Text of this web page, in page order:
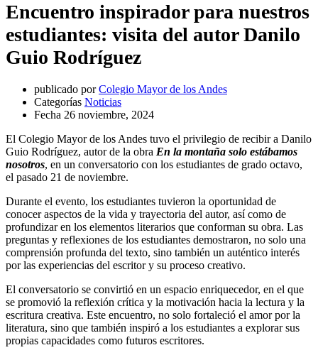
Encuentro inspirador para nuestros
estudiantes: visita del autor Danilo
Guio Rodríguez
publicado por Colegio Mayor de los Andes
Categorías Noticias
Fecha 26 noviembre, 2024
El Colegio Mayor de los Andes tuvo el privilegio de recibir a Danilo
Guio Rodríguez, autor de la obra En la montaña solo estábamos
nosotros, en un conversatorio con los estudiantes de grado octavo,
el pasado 21 de noviembre.
Durante el evento, los estudiantes tuvieron la oportunidad de
conocer aspectos de la vida y trayectoria del autor, así como de
profundizar en los elementos literarios que conforman su obra. Las
preguntas y reflexiones de los estudiantes demostraron, no solo una
comprensión profunda del texto, sino también un auténtico interés
por las experiencias del escritor y su proceso creativo.
El conversatorio se convirtió en un espacio enriquecedor, en el que
se promovió la reflexión crítica y la motivación hacia la lectura y la
escritura creativa. Este encuentro, no solo fortaleció el amor por la
literatura, sino que también inspiró a los estudiantes a explorar sus
propias capacidades como futuros escritores.